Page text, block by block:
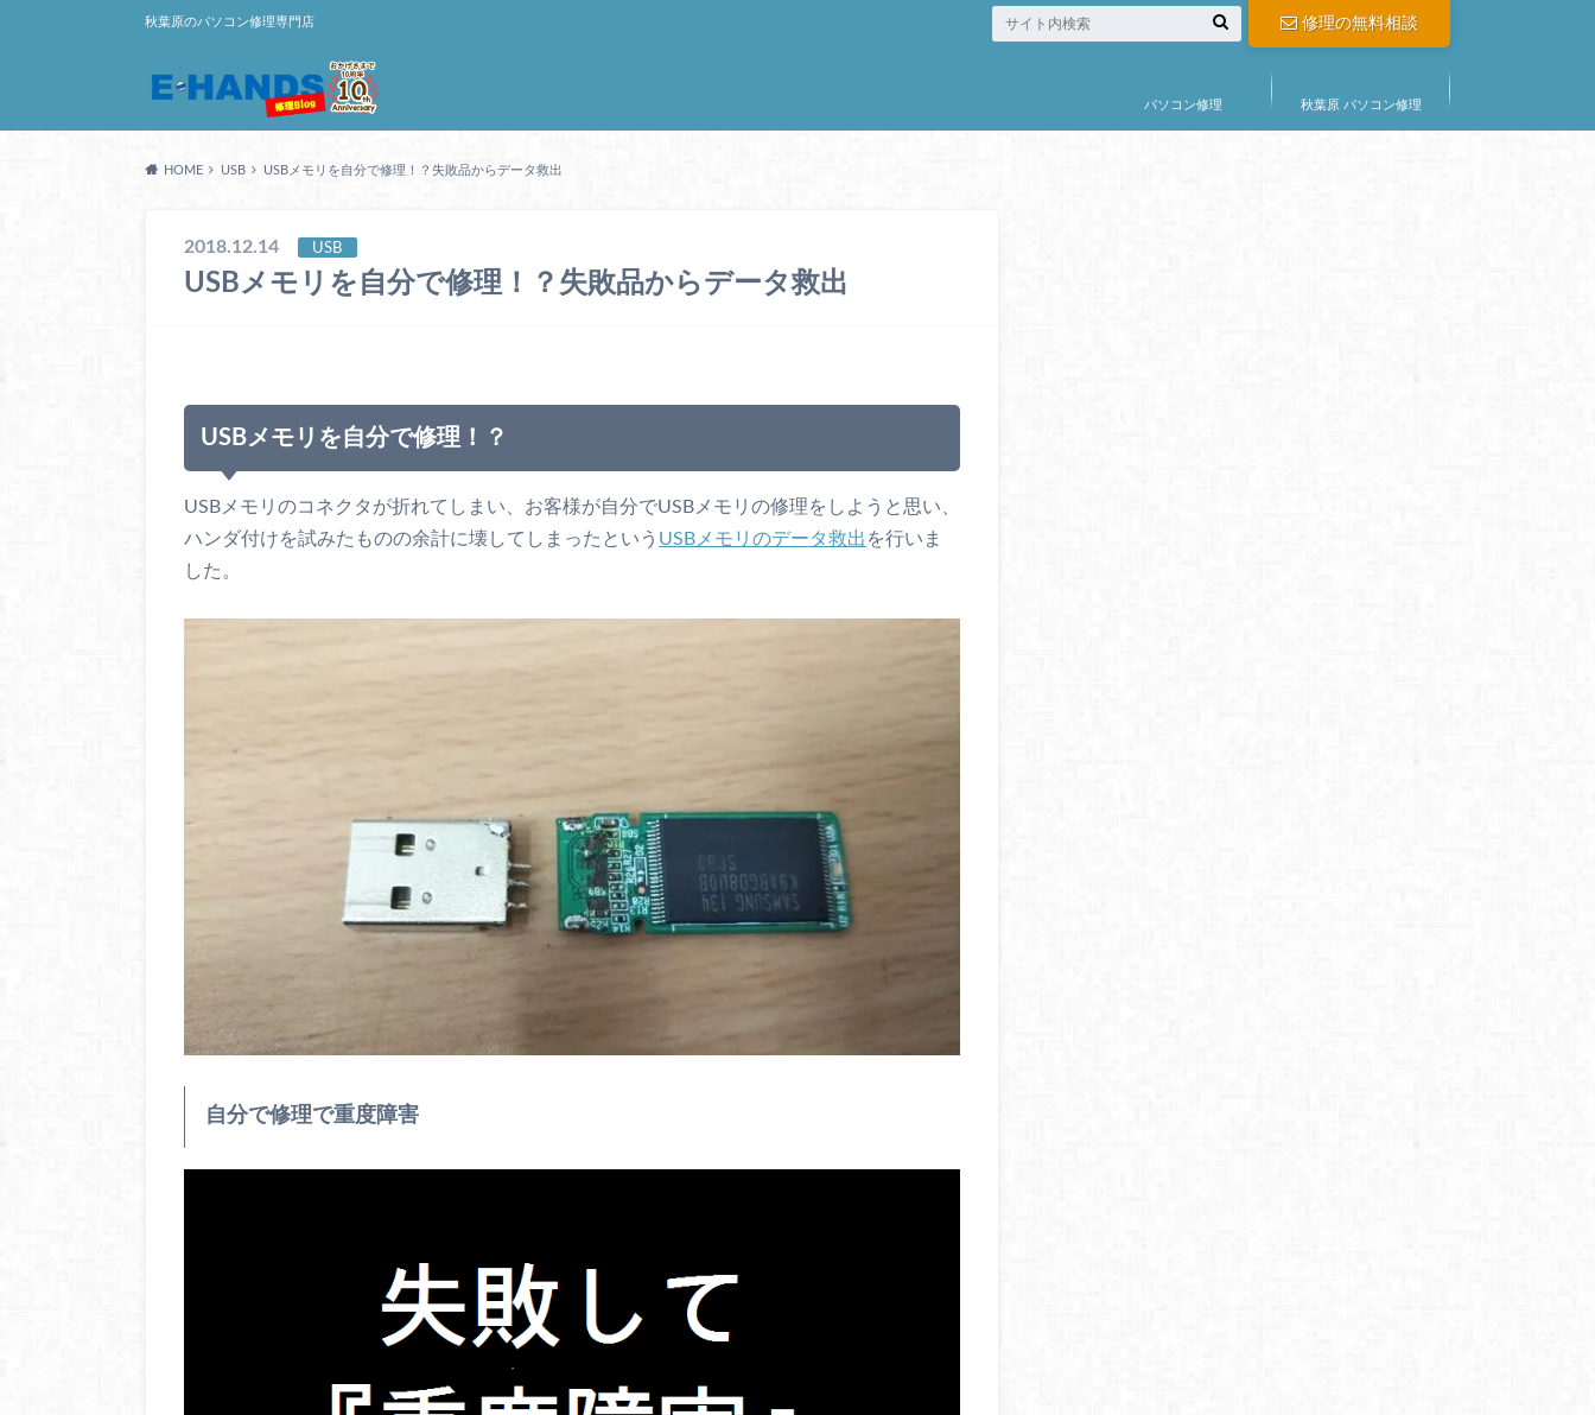
秋葉原のパソコン修理専門店 修理の無料相談
パソコン修理 秋葉原 パソコン修理
HOME USB USBメモリを自分で修理！？失敗品からデータ救出
2018.12.14 USB
USBメモリを自分で修理！？失敗品からデータ救出
USBメモリを自分で修理！？
USBメモリのコネクタが折れてしまい、お客様が自分でUSBメモリの修理をしようと思い、
ハンダ付けを試みたものの余計に壊してしまったという USBメモリのデータ救出 を行いま
した。
自分で修理で重度障害